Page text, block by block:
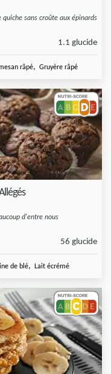
sans croûte aux épinards
1.1 glucide
râpé, Gruyère râpé
d'entre nous
56 glucide
de blé, Lait écrémé